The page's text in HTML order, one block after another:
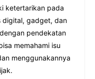
ketertarikan pada
digital, gadget, dan
pendekatan
memahami isu
menggunakannya